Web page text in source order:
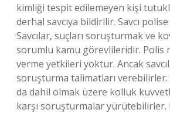
kimliği tespit edilemeyen kişi
derhal savcıya bildirilir. Savcı
Savcılar, suçları soruşturmak ve
sorumlu kamu görevlileridir. Polis
verme yetkileri yoktur. Ancak
soruşturma talimatları verebilirler.
da dahil olmak üzere kolluk
karşı soruşturmalar yürütebilirler.